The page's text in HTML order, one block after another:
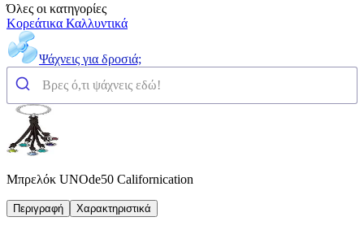
Όλες οι κατηγορίες
Κορεάτικα Καλλυντικά
Ψάχνεις για δροσιά;
Μπρελόκ UNOde50 Californication
Περιγραφή Χαρακτηριστικά